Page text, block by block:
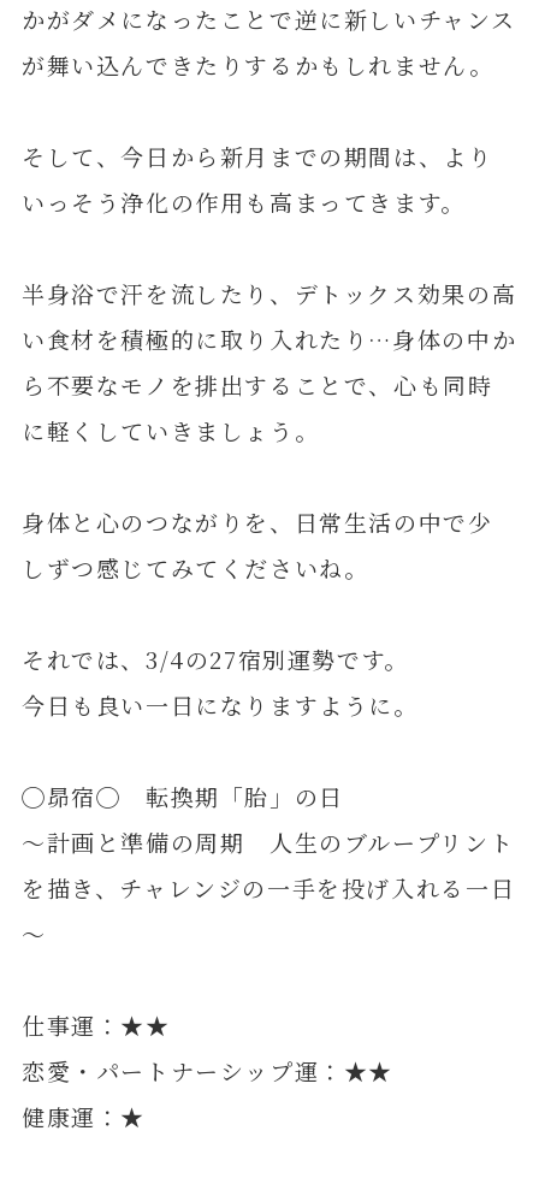
かがダメになったことで逆に新しいチャンス
が舞い込んできたりするかもしれません。
そして、今日から新月までの期間は、より
いっそう浄化の作用も高まってきます。
半身浴で汗を流したり、デトックス効果の高
い食材を積極的に取り入れたり…身体の中か
ら不要なモノを排出することで、心も同時
に軽くしていきましょう。
身体と心のつながりを、日常生活の中で少
しずつ感じてみてくださいね。
それでは、3/4の27宿別運勢です。
今日も良い一日になりますように。
◯昴宿◯ 転換期「胎」の日
～計画と準備の周期 人生のブループリント
を描き、チャレンジの一手を投げ入れる一日
～
仕事運：★★
恋愛・パートナーシップ運：★★
健康運：★